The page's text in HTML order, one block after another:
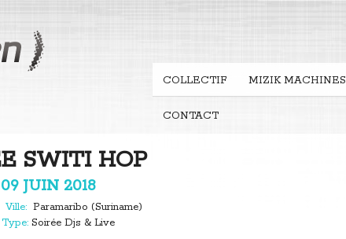
COLLECTIF MIZIK MACHINES
CONTACT
SWITI HOP
JUIN 2018
Ville: Paramaribo (Suriname)
Type: Soirée Djs & Live